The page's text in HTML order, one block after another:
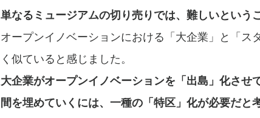
単なるミュージアムの切り売りでは、難しいという
オープンイノベーションにおける「大企業」と「ス
く似ていると感じました。
大企業がオープンイノベーションを「出島」化させ
間を埋めていくには、一種の「特区」化が必要だと